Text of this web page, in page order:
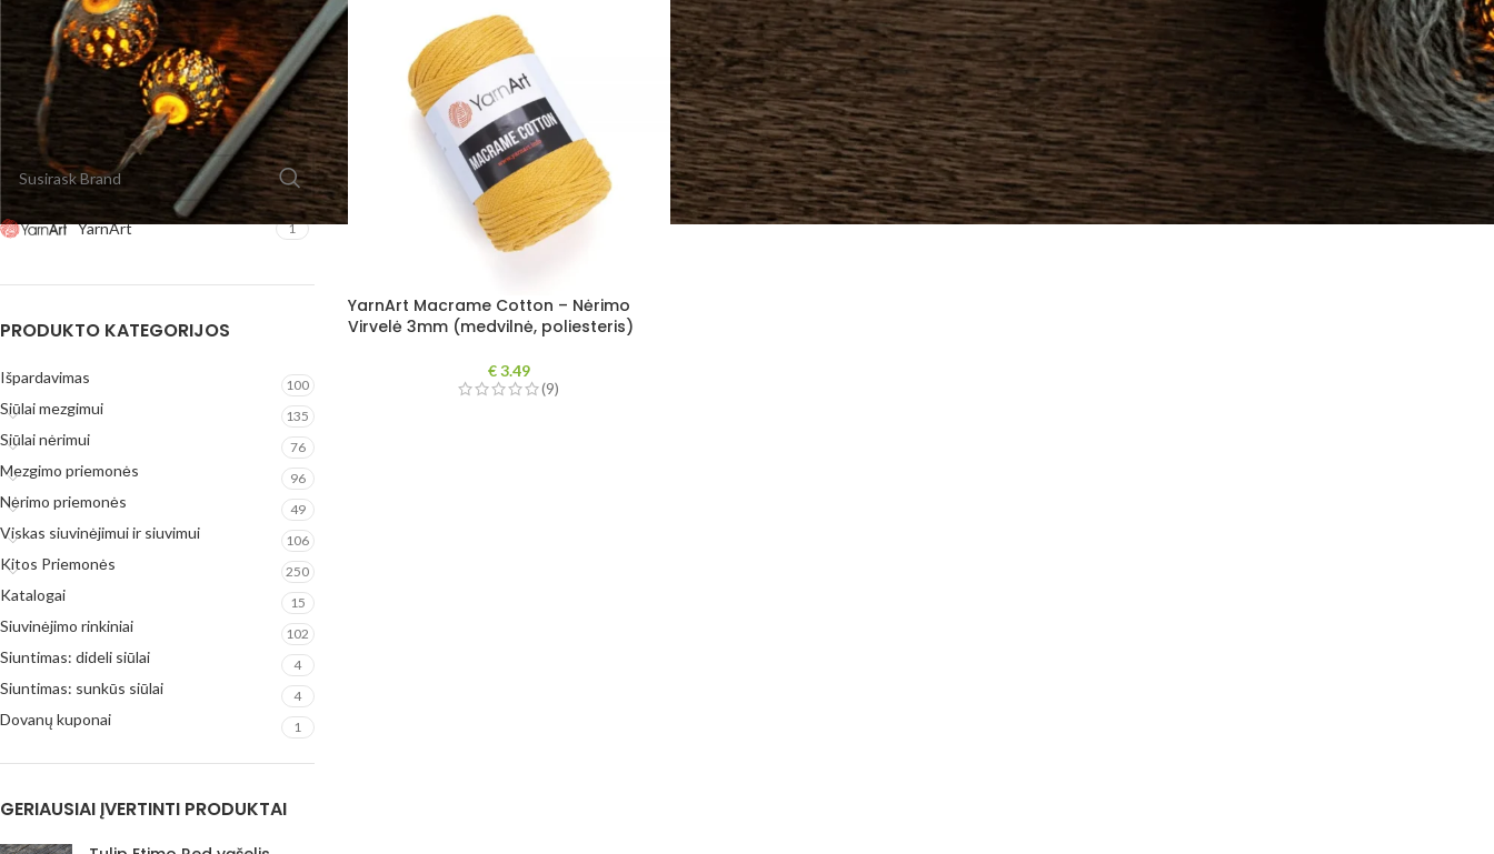
FILTRUOTI
€ 0—€ 10
FILTRUOTI PAGAL PREKĖS ŽENKLĄ
YarnArt 1
PRODUKTO KATEGORIJOS
Išpardavimas 100
Siūlai mezgimui 135
Siūlai nėrimui 76
Mezgimo priemonės 96
Nėrimo priemonės 49
Viskas siuvinėjimui ir siuvimui 106
Kitos Priemonės 250
Katalogai 15
Siuvinėjimo rinkiniai 102
Siuntimas: dideli siūlai 4
Siuntimas: sunkūs siūlai 4
Dovanų kuponai 1
GERIAUSIAI ĮVERTINTI PRODUKTAI
YarnArt Macrame Cotton – Nėrimo
Virvelė 3mm (medvilnė, poliesteris)
€3.49
(9)